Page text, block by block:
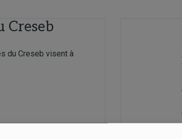
Creseb
du Creseb visent à